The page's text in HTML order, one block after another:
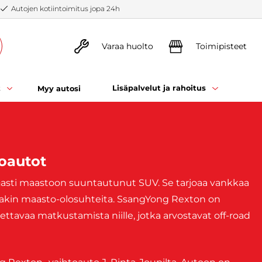
Autojen kotiintoimitus jopa 24h
Varaa huolto Toimipisteet
Myy autosi Lisäpalvelut ja rahoitus
maastoon suuntautunut SUV. Se tarjoaa vankkaa
maasto-olosuhteita. SsangYong Rexton on
matkustamista niille, jotka arvostavat off-road